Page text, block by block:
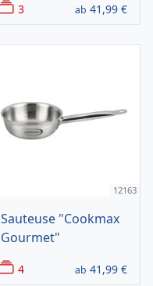
3 ab 41,99 €
12163
Sauteuse "Cookmax
Gourmet"
4 ab 41,99 €